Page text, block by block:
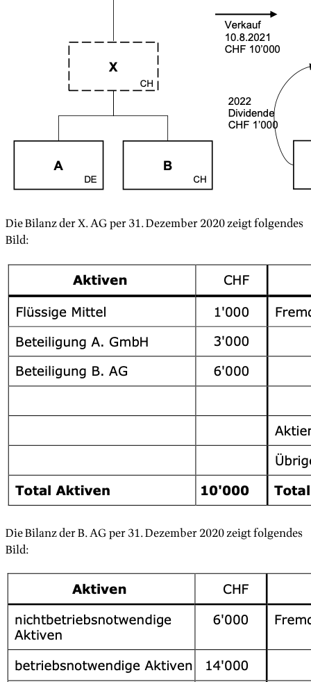
Die Bilanz der X. AG per 31. Dezember 2020 zeigt folgendes
Bild:
Die Bilanz der B. AG per 31. Dezember 2020 zeigt folgendes
Bild: